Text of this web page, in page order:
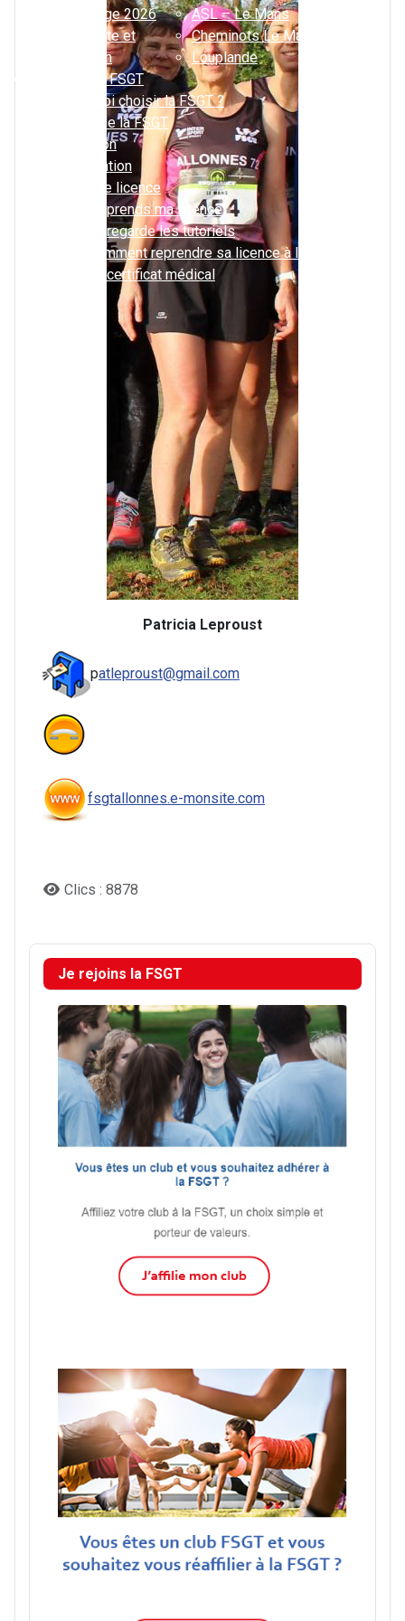
Challenge 2026
Descente et
mutation
ASL – Le Mans
Cheminots Le Mans
Louplande
Je rejoins la FSGT
Pourquoi choisir la FSGT ?
La BD de la FSGT
Affiliation
Réaffiliation
Prise de licence
Je prends ma licence
Je regarde les tutoriels
Comment reprendre sa licence à la FSGT ?
Le certificat médical
Patricia Leproust
patleproust@gmail.com
fsgtallonnes.e-monsite.com
Clics : 8878
Je rejoins la FSGT